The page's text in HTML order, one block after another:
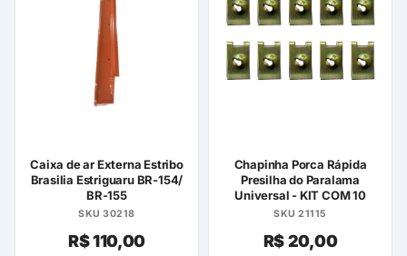
Caixa de ar Externa Estribo
Brasilia Estriguaru BR-154/
BR-155
SKU 30218
R$110,00
Chapinha Porca Rápida
Presilha do Paralama
Universal - KIT COM 10
SKU 21115
R$20,00